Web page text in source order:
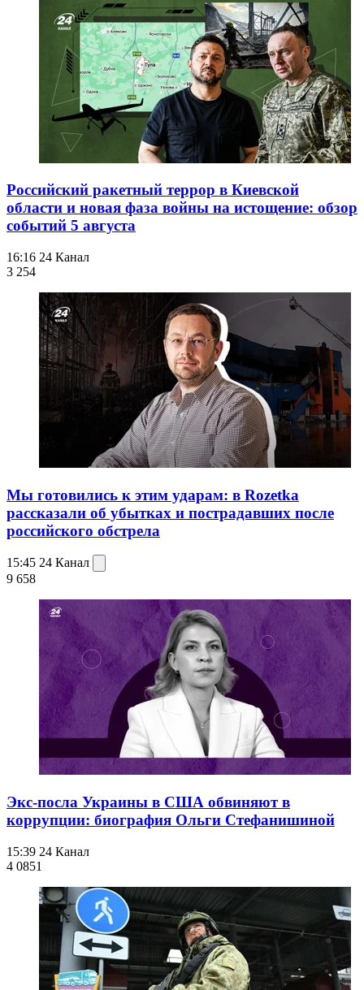
Российский ракетный террор в Киевской
области и новая фаза войны на истощение: обзор
событий 5 августа
16:16 24 Канал
3 254
Мы готовились к этим ударам: в Rozetka
рассказали об убытках и пострадавших после
российского обстрела
15:45 24 Канал
9 658
Экс-посла Украины в США обвиняют в
коррупции: биография Ольги Стефанишиной
15:39 24 Канал
4 0851